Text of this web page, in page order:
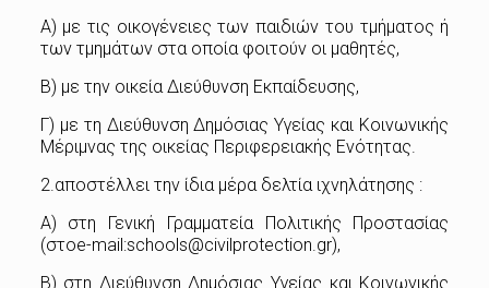
Α) με τις οικογένειες των παιδιών του τμήματος ή
των τμημάτων στα οποία φοιτούν οι μαθητές,
Β) με την οικεία Διεύθυνση Εκπαίδευσης,
Γ) με τη Διεύθυνση Δημόσιας Υγείας και Κοινωνικής
Μέριμνας της οικείας Περιφερειακής Ενότητας.
2.αποστέλλει την ίδια μέρα δελτία ιχνηλάτησης :
Α) στη Γενική Γραμματεία Πολιτικής Προστασίας
(στοe-mail:schools@civilprotection.gr),
Β) στη Διεύθυνση Δημόσιας Υγείας και Κοινωνικής